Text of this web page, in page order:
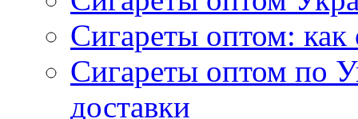
Сигареты оптом: как
Сигареты оптом по
доставки